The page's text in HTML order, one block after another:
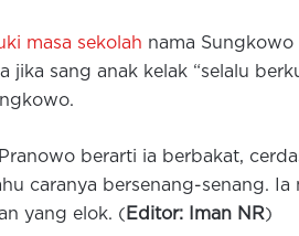
masa sekolah nama
jika sang anak kelak “selalu
berarti ia berbakat,
caranya bersenang-senang.
yang elok. ( Editor: Iman NR)